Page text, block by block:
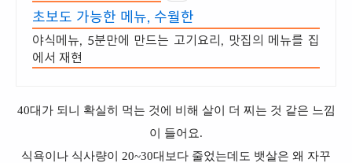
초보도 가능한 메뉴, 수월한
야식메뉴, 5분만에 만드는 고기요리, 맛집의 메뉴를 집
에서 재현
40대가 되니 확실히 먹는 것에 비해 살이 더 찌는 것 같은 느낌
이 들어요.
식욕이나 식사량이 20~30대보다 줄었는데도 뱃살은 왜 자꾸